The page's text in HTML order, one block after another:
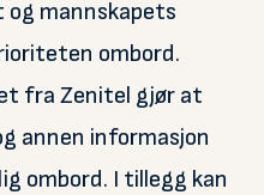
og mannskapets
ombord.
fra Zenitel gjør at
annen informasjon
ombord. I tillegg kan